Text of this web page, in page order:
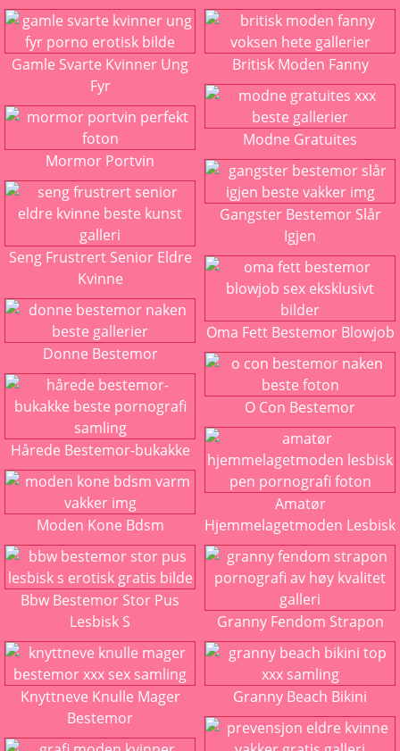
Gamle Svarte Kvinner Ung
Fyr
Mormor Portvin
Seng Frustrert Senior Eldre
Kvinne
Donne Bestemor
Hårede Bestemor-bukakke
Moden Kone Bdsm
Bbw Bestemor Stor Pus
Lesbisk S
Knyttneve Knulle Mager
Bestemor
Britisk Moden Fanny
Modne Gratuites
Gangster Bestemor Slår
Igjen
Oma Fett Bestemor Blowjob
O Con Bestemor
Amatør
Hjemmelagetmoden Lesbisk
Granny Fendom Strapon
Granny Beach Bikini